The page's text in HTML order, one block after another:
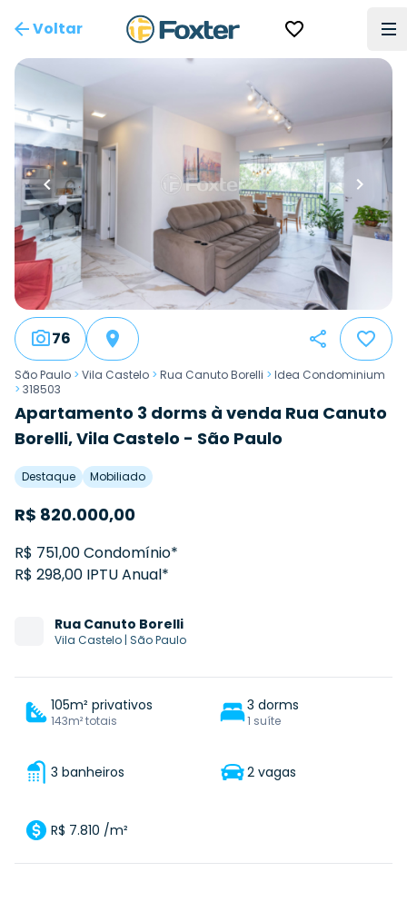
Voltar
76
São Paulo > Vila Castelo > Rua Canuto Borelli > Idea Condominium
> 318503
Apartamento 3 dorms à venda Rua Canuto
Borelli, Vila Castelo - São Paulo
Destaque Mobiliado
R$ 820.000,00
R$ 751,00 Condomínio*
R$ 298,00 IPTU Anual*
Rua Canuto Borelli
Vila Castelo | São Paulo
105m² privativos
143m² totais
3 dorms
1 suíte
3 banheiros 2 vagas
R$ 7.810 /m²